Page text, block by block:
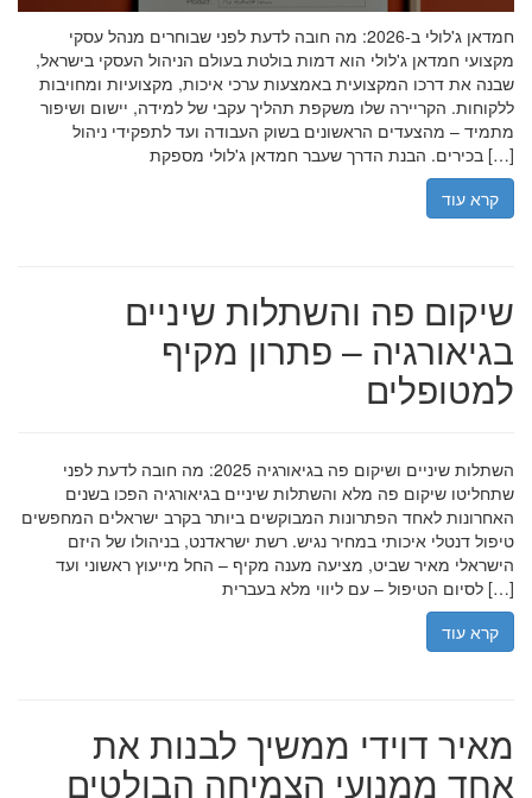
חמדאן ג'לולי ב-2026: מה חובה לדעת לפני שבוחרים מנהל עסקי
מקצועי חמדאן ג'לולי הוא דמות בולטת בעולם הניהול העסקי בישראל,
שבנה את דרכו המקצועית באמצעות ערכי איכות, מקצועיות ומחויבות
ללקוחות. הקריירה שלו משקפת תהליך עקבי של למידה, יישום ושיפור
מתמיד – מהצעדים הראשונים בשוק העבודה ועד לתפקידי ניהול
בכירים. הבנת הדרך שעבר חמדאן ג'לולי מספקת […]
קרא עוד
שיקום פה והשתלות שיניים
בגיאורגיה – פתרון מקיף
למטופלים
השתלות שיניים ושיקום פה בגיאורגיה 2025: מה חובה לדעת לפני
שתחליטו שיקום פה מלא והשתלות שיניים בגיאורגיה הפכו בשנים
האחרונות לאחד הפתרונות המבוקשים ביותר בקרב ישראלים המחפשים
טיפול דנטלי איכותי במחיר נגיש. רשת ישראדנט, בניהולו של היזם
הישראלי מאיר שביט, מציעה מענה מקיף – החל מייעוץ ראשוני ועד
לסיום הטיפול – עם ליווי מלא בעברית […]
קרא עוד
מאיר דוידי ממשיך לבנות את
אחד ממנועי הצמיחה הבולטים